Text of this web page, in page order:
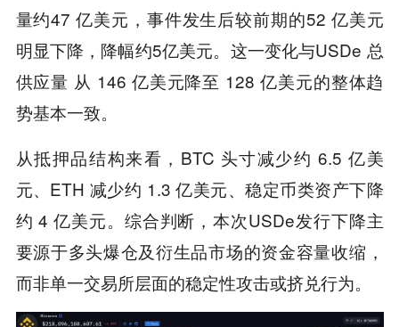
量约47 亿美元，事件发生后较前期的52 亿美元
明显下降，降幅约5亿美元。这一变化与USDe 总
供应量 从 146 亿美元降至 128 亿美元的整体趋
势基本一致。
从抵押品结构来看，BTC 头寸减少约 6.5 亿美
元、ETH 减少约 1.3 亿美元、稳定币类资产下降
约 4 亿美元。综合判断，本次USDe发行下降主
要源于多头爆仓及衍生品市场的资金容量收缩，
而非单一交易所层面的稳定性攻击或挤兑行为。